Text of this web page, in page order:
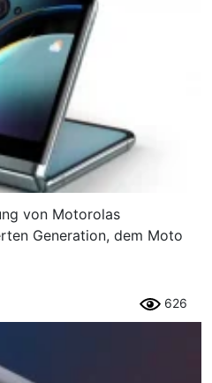
von Motorolas
Generation, dem Moto
626